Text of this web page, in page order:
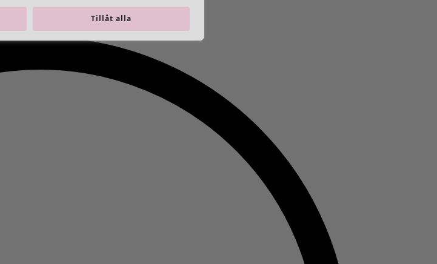
Tillåt alla